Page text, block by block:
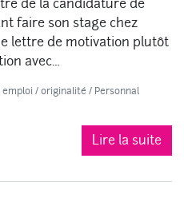
de la candidature de
faire son stage chez
lettre de motivation plutôt
avec…
emploi /originalité / Personnal
Lire la suite